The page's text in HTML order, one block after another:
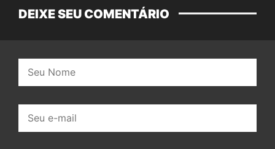
DEIXE SEU COMENTÁRIO
mail: